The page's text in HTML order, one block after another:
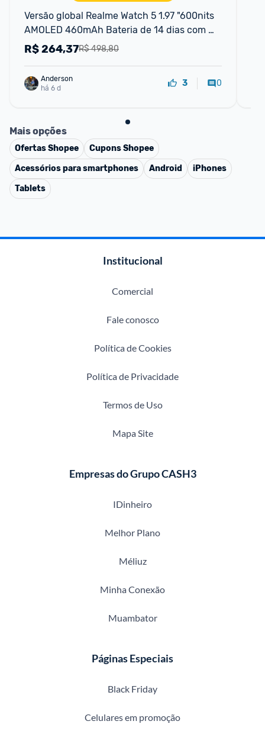
Versão global Realme Watch 5 1.97 "600nits
AMOLED 460mAh Bateria de 14 dias com
mais de 300 temas Suporte GPS GNSS IP68
R$ 498,80
R$264,37
Anderson
há 6 d
3 0
Mais opções
OfertasShopee CuponsShopee
Acessórios para smartphones
Android
iPhones
Tablets
Institucional
Comercial
Fale conosco
Política de Cookies
Política de Privacidade
Termos de Uso
Mapa Site
Empresas do Grupo CASH3
IDinheiro
Melhor Plano
Méliuz
Minha Conexão
Muambator
Páginas Especiais
Black Friday
Celulares em promoção